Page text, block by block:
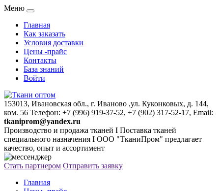
Меню
Главная
Как заказать
Условия доставки
Цены -прайс
Контакты
База знаний
Войти
153013, Ивановская обл., г. Иваново ,ул. Куконковых, д. 144,
ком. 56 Телефон: +7 (996) 919-37-52, +7 (902) 317-52-17, Email:
tkaniprom@yandex.ru
Производство и продажа тканей I Поставка тканей
специального назначения I ООО "ТканиПром" предлагает
качество, опыт и ассортимент
Стать партнером Отправить заявку
Главная